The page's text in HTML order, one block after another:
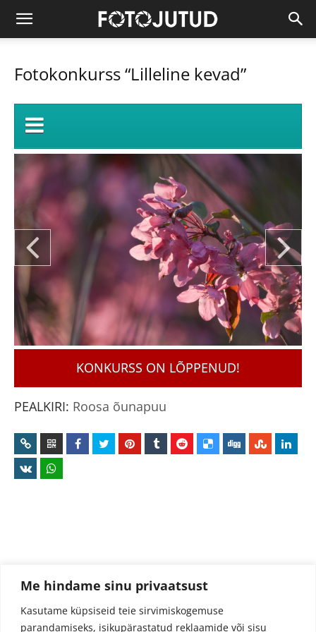
Me hindame sinu privaatsust
Kasutame küpsiseid teie sirvimiskogemuse
parandamiseks, isikupärastatud reklaamide või sisu
Fotokonkurss “Lilleline kevad”
KONKURSS ON LÕPPENUD!
PEALKIRI: Roosa õunapuu